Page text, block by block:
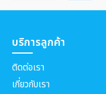
บริการลูกค้า
ติดต่อเรา
เกี่ยวกับเรา